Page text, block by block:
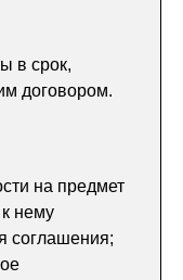
в срок,
договором.
на предмет
нему
соглашения;